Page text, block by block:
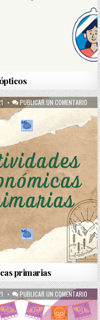
PUBLICAR UN COMENTARIO
primarias
PUBLICAR UN COMENTARIO